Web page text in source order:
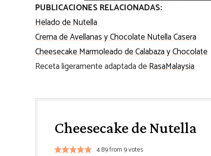
PUBLICACIONES RELACIONADAS:
Helado de Nutella
Crema de Avellanas y Chocolate Nutella Casera
Cheesecake Marmoleado de Calabaza y Chocolate
Receta ligeramente adaptada deRasaMalaysia
Cheesecake de Nutella
4.89from 9votes